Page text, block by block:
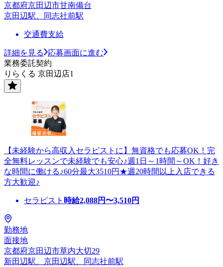
京都府京田辺市甘南備台
京田辺駅、同志社前駅
交通費支給
詳細を見る
応募画面に進む
業務委託契約
りらくる 京田辺店1
【未経験から高収入セラピストに】無資格でも応募OK！完
全無料レッスンで未経験でも安心♪週1日～1時間～OK！好き
な時間に働ける♪60分最大3510円★週20時間以上入店できる
方大歓迎♪
セラピスト 時給2,088円〜3,510円
勤務地
面接地
京都府京田辺市草内大切29
新田辺駅、京田辺駅、同志社前駅